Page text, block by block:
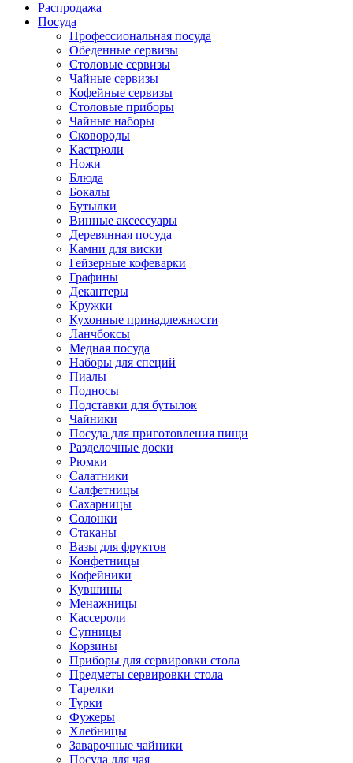
Распродажа
Посуда
Профессиональная посуда
Обеденные сервизы
Столовые сервизы
Чайные сервизы
Кофейные сервизы
Столовые приборы
Чайные наборы
Сковороды
Кастрюли
Ножи
Блюда
Бокалы
Бутылки
Винные аксессуары
Деревянная посуда
Камни для виски
Гейзерные кофеварки
Графины
Декантеры
Кружки
Кухонные принадлежности
Ланчбоксы
Медная посуда
Наборы для специй
Пиалы
Подносы
Подставки для бутылок
Чайники
Посуда для приготовления пищи
Разделочные доски
Рюмки
Салатники
Салфетницы
Сахарницы
Солонки
Стаканы
Вазы для фруктов
Конфетницы
Кофейники
Кувшины
Менажницы
Кассероли
Супницы
Корзины
Приборы для сервировки стола
Предметы сервировки стола
Тарелки
Турки
Фужеры
Хлебницы
Заварочные чайники
Посуда для чая